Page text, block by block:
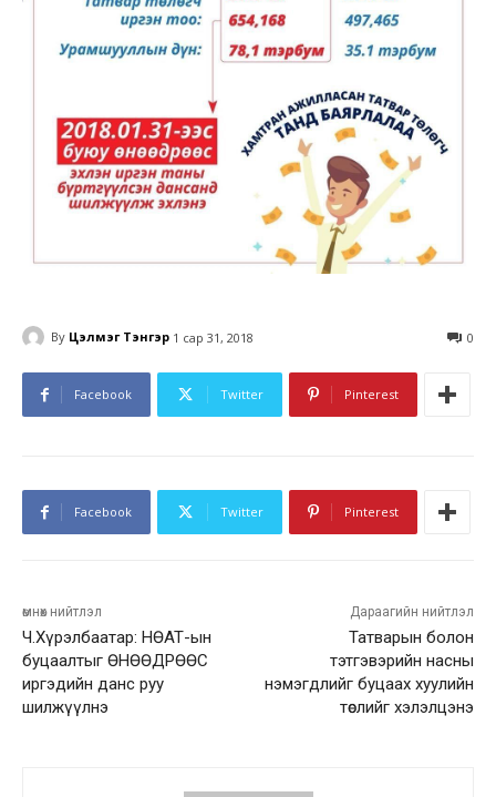
By Цэлмэг Тэнгэр 1 сар 31, 2018 0
Facebook Twitter Pinterest
Facebook Twitter Pinterest
өмнөх нийтлэл
Ч.Хүрэлбаатар: НӨАТ-ын
буцаалтыг ӨНӨӨДРӨӨС
иргэдийн данс руу
шилжүүлнэ
Дараагийн нийтлэл
Татварын болон
тэтгэвэрийн насны
нэмэгдлийг буцаах хуулийн
төслийг хэлэлцэнэ